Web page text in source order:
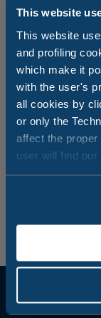
This website
This website
and profiling
which make it
with the user's
all cookies by
or only the
affect the
user will find our
Kunst,
Rovereto
Rovereto wordt
genoemd. Er is
mogelijkheden
Moderne en
het Museum
evenementen
en het
Festival. Maar